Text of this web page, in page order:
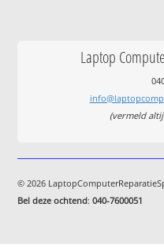
Laptop
(vermeld
© 2026
Bel deze ochtend:040-7600051